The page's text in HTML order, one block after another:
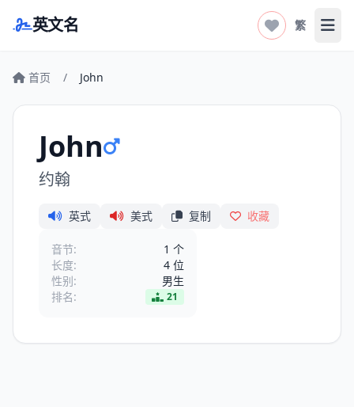
英文名 繁 打
首页 / John
John
约翰
英式 美式 复制 收藏
音节:
1 个
长度:
4 位
性别:
男生
排名:
21